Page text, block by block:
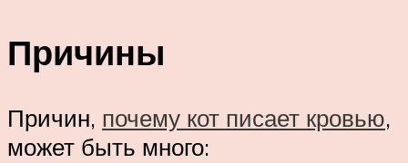
Причины
Причин, почему кот писает кровью,
может быть много: